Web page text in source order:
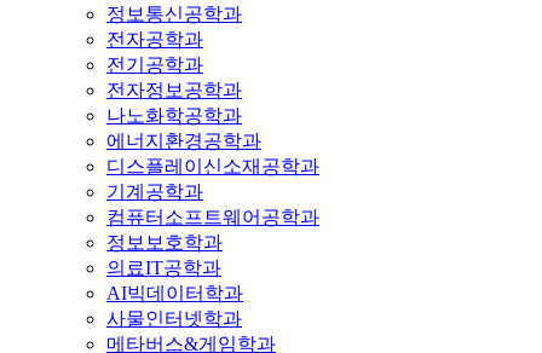
정보통신공학과
전자공학과
전기공학과
전자정보공학과
나노화학공학과
에너지환경공학과
디스플레이신소재공학과
기계공학과
컴퓨터소프트웨어공학과
정보보호학과
의료IT공학과
AI빅데이터학과
사물인터넷학과
메타버스&게임학과